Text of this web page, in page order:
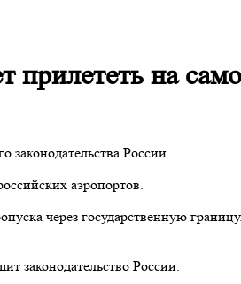
на
России.
аэропортов.
через государственную
законодательство России.